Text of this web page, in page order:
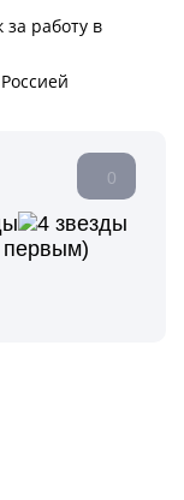
0
первым)